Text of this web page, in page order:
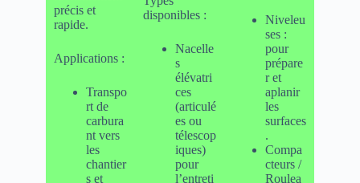
précis et
rapide.
Applications :
Transpo
rt de
carbura
nt vers
les
chantier
s et
disponibles :
Nacelle
s
élévatri
ces
(articulé
es ou
télescop
iques)
pour
l’entreti
Niveleu
ses :
pour
prépare
r et
aplanir
les
surfaces
.
Compa
cteurs /
Roulea